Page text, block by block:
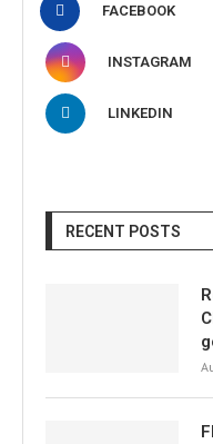
FACEBOOK
INSTAGRAM
LINKEDIN
RECENT POSTS